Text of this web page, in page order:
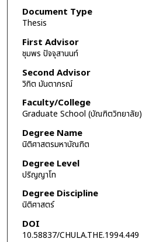
Document Type
Thesis
First Advisor
ชุมพร ปัจจุสานนท์
Second Advisor
วิทิต มันตาภรณ์
Faculty/College
Graduate School (บัณฑิตวิทยาลัย)
Degree Name
นิติศาสตรมหาบัณฑิต
Degree Level
ปริญญาโท
Degree Discipline
นิติศาสตร์
DOI
10.58837/CHULA.THE.1994.449